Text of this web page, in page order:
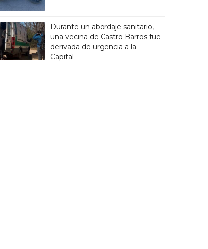
Durante un abordaje sanitario,
una vecina de Castro Barros fue
derivada de urgencia a la
Capital